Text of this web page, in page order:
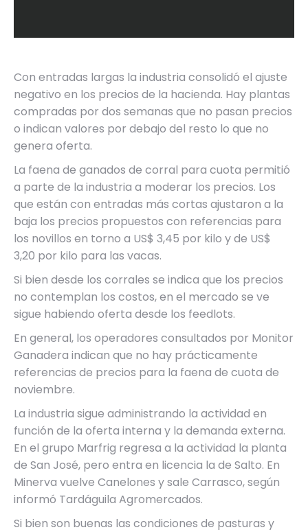
Con entradas largas la industria consolidó el ajuste
negativo en los precios de la hacienda. Hay plantas
compradas por dos semanas que no pasan precios
o indican valores por debajo del resto lo que no
genera oferta.
La faena de ganados de corral para cuota permitió
a parte de la industria a moderar los precios. Los
que están con entradas más cortas ajustaron a la
baja los precios propuestos con referencias para
los novillos en torno a US$ 3,45 por kilo y de US$
3,20 por kilo para las vacas.
Si bien desde los corrales se indica que los precios
no contemplan los costos, en el mercado se ve
sigue habiendo oferta desde los feedlots.
En general, los operadores consultados por Monitor
Ganadera indican que no hay prácticamente
referencias de precios para la faena de cuota de
noviembre.
La industria sigue administrando la actividad en
función de la oferta interna y la demanda externa.
En el grupo Marfrig regresa a la actividad la planta
de San José, pero entra en licencia la de Salto. En
Minerva vuelve Canelones y sale Carrasco, según
informó Tardáguila Agromercados.
Si bien son buenas las condiciones de pasturas y